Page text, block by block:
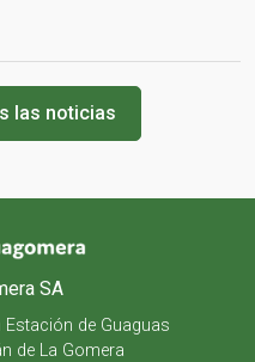
las noticias
SA
de Guaguas
de La Gomera